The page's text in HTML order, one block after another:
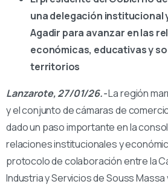
una delegación institucional
Agadir para avanzar en las
económicas, educativas y
territorios
Lanzarote, 27/01/26.-La región
y el conjunto de cámaras de
dado un paso importante en la
relaciones institucionales y
protocolo de colaboración entre la
Industria y Servicios de Souss